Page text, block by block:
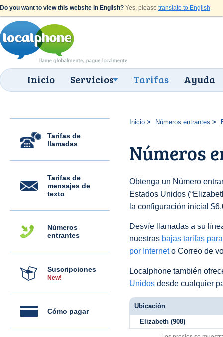
Do you want to view this website in English? Yes, please translate to English.
Inicio Servicios Tarifas Ayuda
Tarifas de
llamadas
Tarifas de
mensajes de
texto
Números
entrantes
Suscripciones
New!
Cómo pagar
Inicio Números entrantes
Números
Obtenga un Número
Estados Unidos
la configuración inicial
Desvíe llamadas a su
nuestras bajas tarifas
por Interneto Correo de
Localphone también
Unidos desde cualquier
Ubicación
Elizabeth (908)